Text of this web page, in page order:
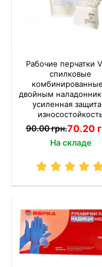
Рабочие перчатки
спилковые
двойным
усиленная
70.20
90.00 грн.
На складе